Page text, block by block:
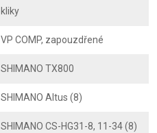
kliky
VP COMP, zapouzdřené
SHIMANO TX800
SHIMANO Altus (8)
SHIMANO CS-HG31-8, 11-34 (8)